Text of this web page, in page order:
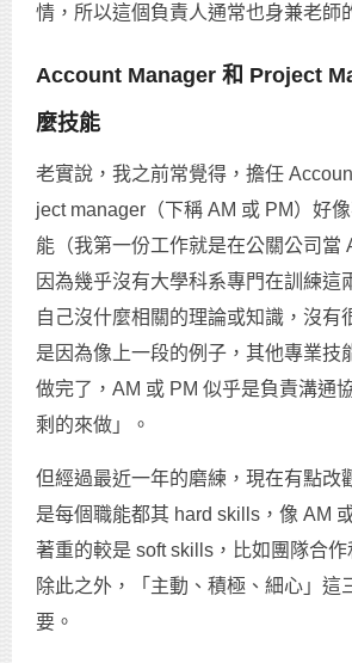
情，所以這個負責人通常也身兼老師
Account Manager 和 Project
麼技能
老實說，我之前常覺得，擔任
ject manager（下稱 AM 或 PM）好
能（我第一份工作就是在公關公司當
因為幾乎沒有大學科系專門在訓練這
自己沒什麼相關的理論或知識，沒有
是因為像上一段的例子，其他專業技
做完了，AM 或 PM 似乎是負責溝通
剩的來做」。
但經過最近一年的磨練，現在有點改
是每個職能都其 hard skills，像 AM
著重的較是 soft skills，比如團隊合作
除此之外，「主動、積極、細心」這
要。